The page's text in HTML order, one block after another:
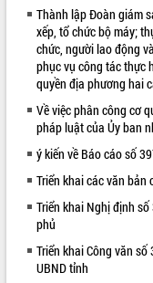
VIDEO
Loading the player...
Trailer Lễ hội Sầu riêng Đắk
2026
Khám bệnh, cấp phát thuốc
và tặng quà người dân xã Cư
Hội nghị UBND tỉnh Đắk Lắk
tháng 7/2026
Lễ truy tặng danh hiệu “Bà Mẹ
Nam Anh hùng” và trao
Lao động
UBND tỉnh Đắk Lắk triển
vụ 6 tháng cuối năm 2026
ALBUM ẢNH
Thành lập Đoàn giám
xếp, tổ chức bộ máy;
chức, người lao động
phục vụ công tác thực
quyền địa phương hai
Về việc phân công cơ
pháp luật của Ủy ban
ý kiến về Báo cáo số
Triển khai các văn bản
Triển khai Nghị định
phủ
Triển khai Công văn
UBND tỉnh